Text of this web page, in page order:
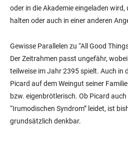
oder in die Akademie eingeladen
halten oder auch in einer anderen
Gewisse Parallelen zu “All Good
Der Zeitrahmen passt ungefähr,
teilweise im Jahr 2395 spielt. Auch in
Picard auf dem Weingut seiner
bzw. eigenbrötlerisch. Ob Picard auch
“Irumodischen Syndrom” leidet, ist
grundsätzlich denkbar.